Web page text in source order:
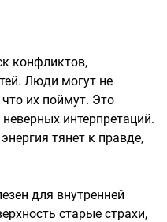
конфликтов,
Люди могут не
их поймут. Это
интерпретаций.
тянет к правде,
для внутренней
старые страхи,